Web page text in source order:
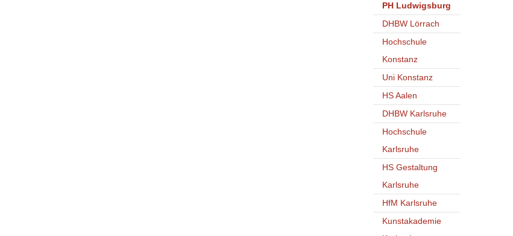
PH Ludwigsburg
DHBW Lörrach
Hochschule
Konstanz
Uni Konstanz
HS Aalen
DHBW Karlsruhe
Hochschule
Karlsruhe
HS Gestaltung
Karlsruhe
HfM Karlsruhe
Kunstakademie